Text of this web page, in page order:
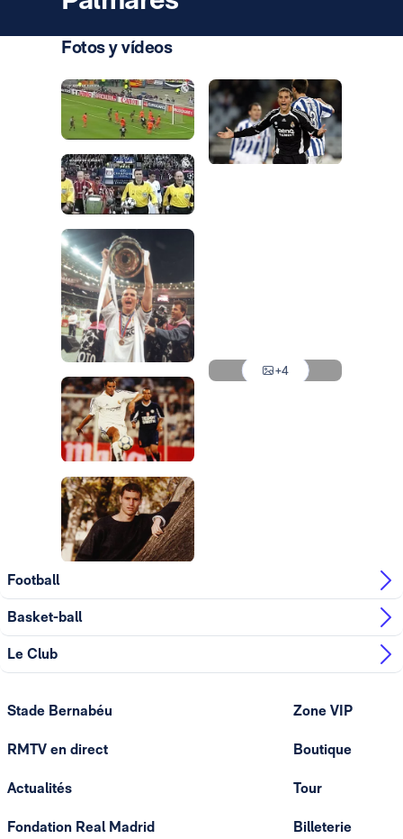
Fotos y vídeos
Photo: Real Madrid
Photo: Real Madrid
Photo: Real Madrid
+4
Football
Basket-ball
Le Club
Stade Bernabéu
RMTV en direct
Actualités
Fondation Real Madrid
Zone VIP
Boutique
Tour
Billeterie